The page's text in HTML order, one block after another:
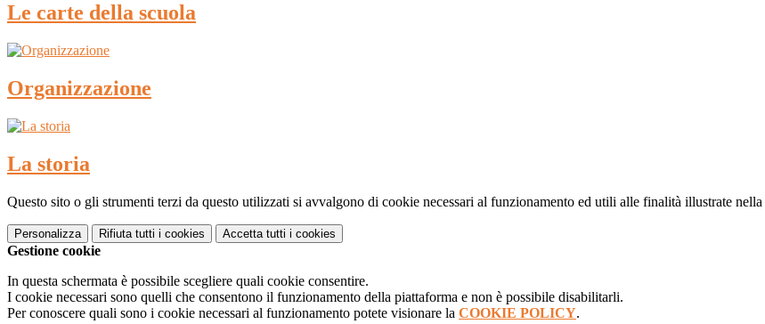
Le carte della scuola
Organizzazione
La storia
Questo sito o gli strumenti terzi da questo utilizzati si avvalgono di cookie necessari al funzionamento ed utili alle finalità illustrate nella
Personalizza Rifiuta tutti i cookies Accetta tutti i cookies
Gestione cookie
In questa schermata è possibile scegliere quali cookie consentire.
I cookie necessari sono quelli che consentono il funzionamento della piattaforma e non è possibile disabilitarli.
Per conoscere quali sono i cookie necessari al funzionamento potete visionare la COOKIE POLICY.